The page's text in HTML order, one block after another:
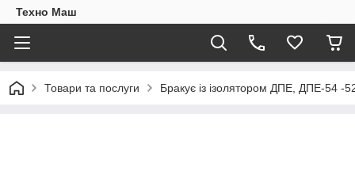
Техно Маш
Товари та послуги Бракує із ізолятором ДПЕ, ДПЕ-54 -